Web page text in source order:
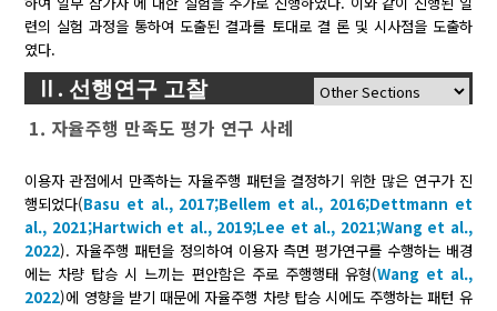
련의 실험 과정을 통하여 도출된 결과를 토대로 결 론 및 시사점을 도출하
였다.
Ⅱ. 선행연구 고찰
1. 자율주행 만족도 평가 연구 사례
이용자 관점에서 만족하는 자율주행 패턴을 결정하기 위한 많은 연구가 진
행되었다(Basu et al., 2017;Bellem et al., 2016;Dettmann et
al., 2021;Hartwich et al., 2019;Lee et al., 2021;Wang et al.,
2022). 자율주행 패턴을 정의하여 이용자 측면 평가연구를 수행하는 배경
에는 차량 탑승 시 느끼는 편안함은 주로 주행행태 유형(Wang et al.,
2022)에 영향을 받기 때문에 자율주행 차량 탑승 시에도 주행하는 패턴 유